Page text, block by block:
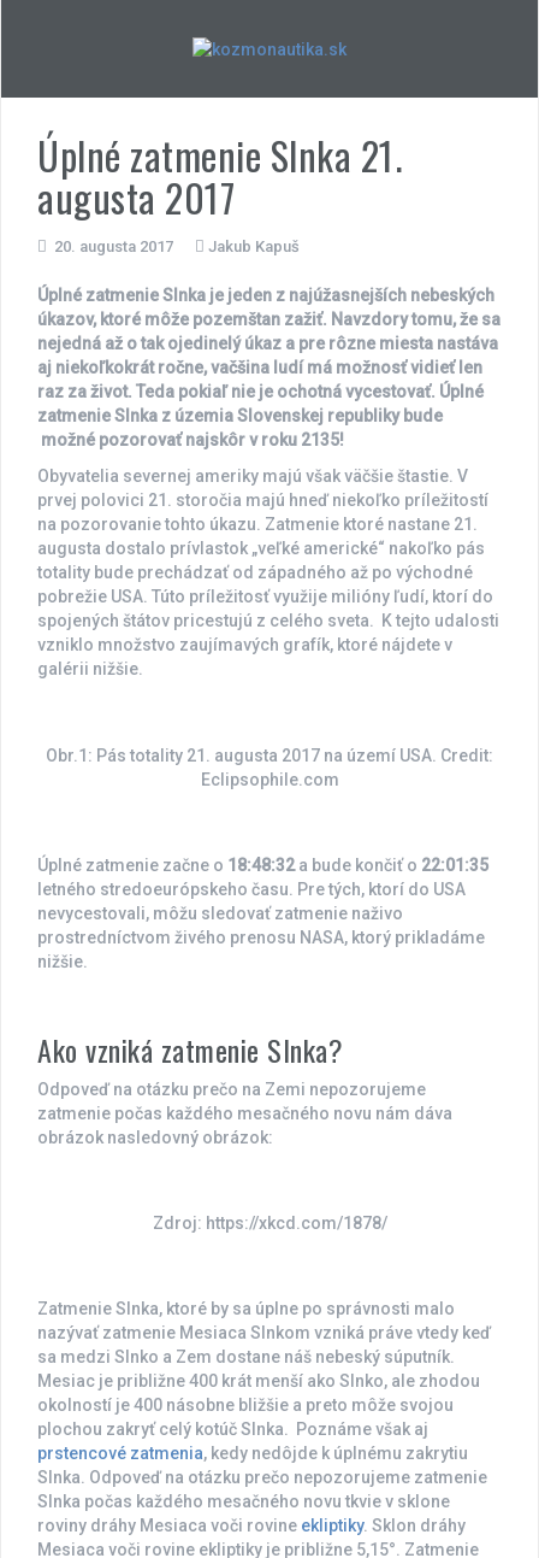
Úplné zatmenie Slnka 21.
augusta 2017
20. augusta 2017 Jakub Kapuš
Úplné zatmenie Slnka je jeden z najúžasnejších nebeských
úkazov, ktoré môže pozemštan zažiť. Navzdory tomu, že sa
nejedná až o tak ojedinelý úkaz a pre rôzne miesta nastáva
aj niekoľkokrát ročne, vačšina ludí má možnosť vidieť len
raz za život. Teda pokiaľ nie je ochotná vycestovať. Úplné
zatmenie Slnka z územia Slovenskej republiky bude
možné pozorovať najskôr v roku 2135!
Obyvatelia severnej ameriky majú však väčšie štastie. V
prvej polovici 21. storočia majú hneď niekoľko príležitostí
na pozorovanie tohto úkazu. Zatmenie ktoré nastane 21.
augusta dostalo prívlastok „veľké americké“ nakoľko pás
totality bude prechádzať od západného až po východné
pobrežie USA. Túto príležitosť využije milióny ľudí, ktorí do
spojených štátov pricestujú z celého sveta. K tejto udalosti
vzniklo množstvo zaujímavých grafík, ktoré nájdete v
galérii nižšie.
Obr.1: Pás totality 21. augusta 2017 na území USA. Credit:
Eclipsophile.com
Úplné zatmenie začne o 18:48:32a bude končiť o 22:01:35
letného stredoeurópskeho času. Pre tých, ktorí do USA
nevycestovali, môžu sledovať zatmenie naživo
prostredníctvom živého prenosu NASA, ktorý prikladáme
nižšie.
Ako vzniká zatmenie Slnka?
Odpoveď na otázku prečo na Zemi nepozorujeme
zatmenie počas každého mesačného novu nám dáva
obrázok nasledovný obrázok:
Zdroj: https://xkcd.com/1878/
Zatmenie Slnka, ktoré by sa úplne po správnosti malo
nazývať zatmenie Mesiaca Slnkom vzniká práve vtedy keď
sa medzi Slnko a Zem dostane náš nebeský súputník.
Mesiac je približne 400 krát menší ako Slnko, ale zhodou
okolností je 400 násobne bližšie a preto môže svojou
plochou zakryť celý kotúč Slnka. Poznáme však aj
prstencové zatmenia, kedy nedôjde k úplnému zakrytiu
Slnka. Odpoveď na otázku prečo nepozorujeme zatmenie
Slnka počas každého mesačného novu tkvie v sklone
roviny dráhy Mesiaca voči rovine ekliptiky. Sklon dráhy
Mesiaca voči rovine ekliptiky je približne 5,15°. Zatmenie